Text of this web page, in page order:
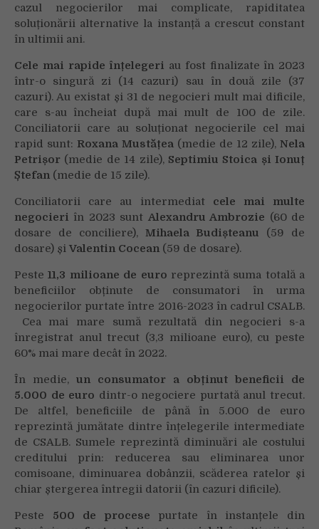
cazul negocierilor mai complicate, rapiditatea
soluționării alternative la instanță a crescut constant
în ultimii ani.
Cele mai rapide înțelegeri au fost finalizate în 2023
într-o singură zi
(14 cazuri) sau în două zile (37
cazuri). Au existat și 31 de negocieri mult mai dificile,
care s-au încheiat după mai mult de 100 de zile.
Conciliatorii care au soluționat negocierile cel mai
rapid sunt: Roxana Mustățea (medie de 12 zile), Nela
Petrișor (medie de 14 zile), Septimiu Stoica și Ionuț
Ștefan (medie de 15 zile).
Conciliatorii care au intermediat cele mai multe
negocieri în 2023 sunt Alexandru Ambrozie (60 de
dosare de conciliere), Mihaela Budișteanu (59
de
dosare) și Valentin Cocean (59 de dosare).
Peste11,3 milioane de euro reprezintă suma totală a
beneficiilor obținute de consumatori în urma
negocierilor purtate între 2016-2023 în cadrul CSALB.
Cea mai mare sumă rezultată din negocieri s-a
înregistrat anul trecut (3,3 milioane euro), cu peste
60% mai mare decât în 2022.
În medie, un consumator a obținut beneficii de
5.000 de euro dintr-o negociere purtată anul trecut.
De altfel, beneficiile de până în 5.000 de euro
reprezintă jumătate dintre înțelegerile intermediate
de CSALB. Sumele reprezintă diminuări ale costului
creditului prin: reducerea sau eliminarea unor
comisoane, diminuarea dobânzii, scăderea ratelor și
chiar ștergerea întregii datorii (în cazuri dificile).
Peste 500 de procese purtate în instanțele din